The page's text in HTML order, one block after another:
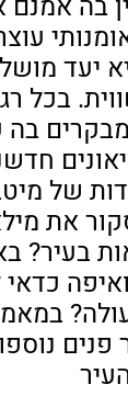
יעד
בכל
של
את
בעיר?
כדאי